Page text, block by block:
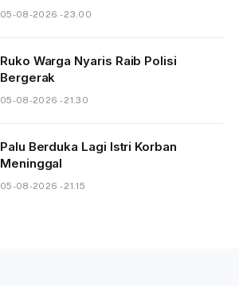
05-08-2026 - 23.00
Ruko Warga Nyaris Raib Polisi
Bergerak
05-08-2026 - 21.30
Palu Berduka Lagi Istri Korban
Meninggal
05-08-2026 - 21.15